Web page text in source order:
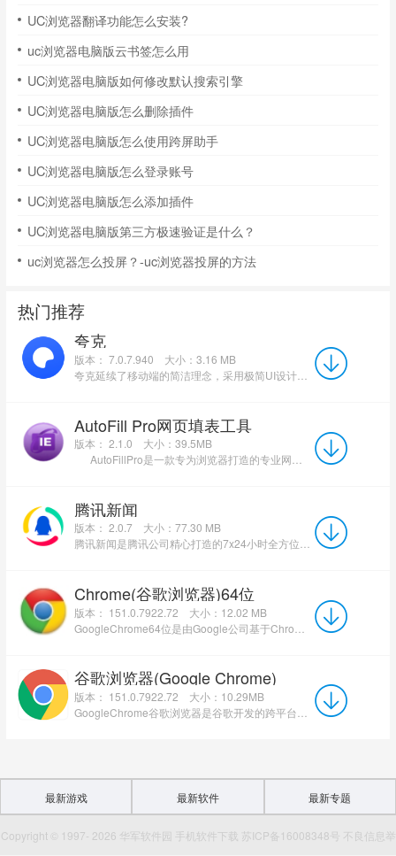
UC浏览器翻译功能怎么安装?
uc浏览器电脑版云书签怎么用
UC浏览器电脑版如何修改默认搜索引擎
UC浏览器电脑版怎么删除插件
UC浏览器电脑版怎么使用跨屏助手
UC浏览器电脑版怎么登录账号
UC浏览器电脑版怎么添加插件
UC浏览器电脑版第三方极速验证是什么？
uc浏览器怎么投屏？-uc浏览器投屏的方法
热门推荐
夸克
版本： 7.0.7.940
大小：3.16 MB
夸克延续了移动端的简洁理念，采用极简UI设计，并将强大的夸克云盘功能无缝集成其中。该版本整合了智能搜索、...
AutoFill Pro网页填表工具
版本： 2.1.0
大小：39.5MB
腾讯新闻
版本： 2.0.7
大小：77.30 MB
Chrome(谷歌浏览器)64位
版本： 151.0.7922.72
大小：12.02 MB
谷歌浏览器(Google Chrome)
版本： 151.0.7922.72
大小：10.29MB
最新游戏 最新软件 最新专题
Copyright © 1997- 2026 华军软件园 手机软件下载 苏ICP备16008348号 不良信息举